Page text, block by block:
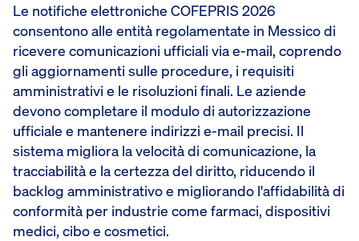
Le notifiche elettroniche COFEPRIS 2026
consentono alle entità regolamentate in Messico di
ricevere comunicazioni ufficiali via e-mail, coprendo
gli aggiornamenti sulle procedure, i requisiti
amministrativi e le risoluzioni finali. Le aziende
devono completare il modulo di autorizzazione
ufficiale e mantenere indirizzi e-mail precisi. Il
sistema migliora la velocità di comunicazione, la
tracciabilità e la certezza del diritto, riducendo il
backlog amministrativo e migliorando l'affidabilità di
conformità per industrie come farmaci, dispositivi
medici, cibo e cosmetici.